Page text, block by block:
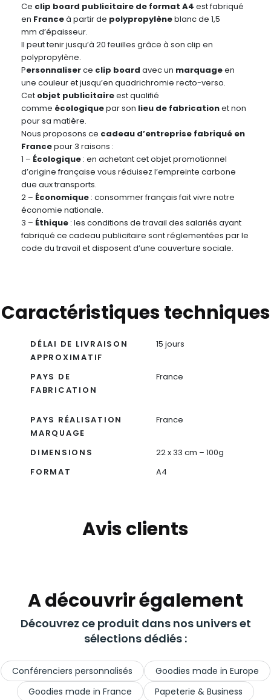
Ce clip board publicitaire de format A4 est fabriqué
en Franceà partir de polypropylèneblanc de 1,5
mm d’épaisseur.
Il peut tenir jusqu’à 20 feuilles grâce à son clip en
polypropylène.
Personnaliserce clip board avec un marquageen
une couleur et jusqu’en quadrichromie recto-verso.
Cet objet publicitaireest qualifié
comme écologiquepar son lieu de fabricationet non
pour sa matière.
Nous proposons ce cadeau d’entreprise fabriqué en
Francepour 3 raisons :
1 – Écologique : en achetant cet objet promotionnel
d’origine française vous réduisez l’empreinte carbone
due aux transports.
2 – Économique : consommer français fait vivre notre
économie nationale.
3 – Éthique : les conditions de travail des salariés ayant
fabriqué ce cadeau publicitaire sont réglementées par le
code du travail et disposent d’une couverture sociale.
Caractéristiques techniques
DÉLAI DE LIVRAISON
APPROXIMATIF
15 jours
PAYS DE
FABRICATION
France
PAYS RÉALISATION
MARQUAGE
France
DIMENSIONS
22 x 33 cm – 100g
FORMAT
A4
Avis clients
A découvrir également
Découvrez ce produit dans nos univers et
sélections dédiés :
Conférenciers personnalisés
Goodies made in Europe
Goodies made in France
Papeterie & Business